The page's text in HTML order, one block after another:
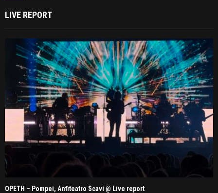
LIVE REPORT
OPETH – Pompei, Anfiteatro Scavi @ Live report